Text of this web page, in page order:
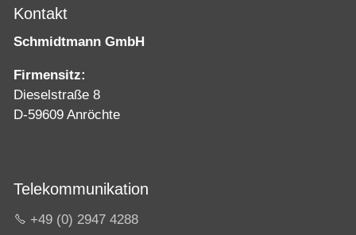
Kontakt
Schmidtmann GmbH
Firmensitz:
Dieselstraße 8
D-59609 Anröchte
Telekommunikation
+49 (0) 2947 4288